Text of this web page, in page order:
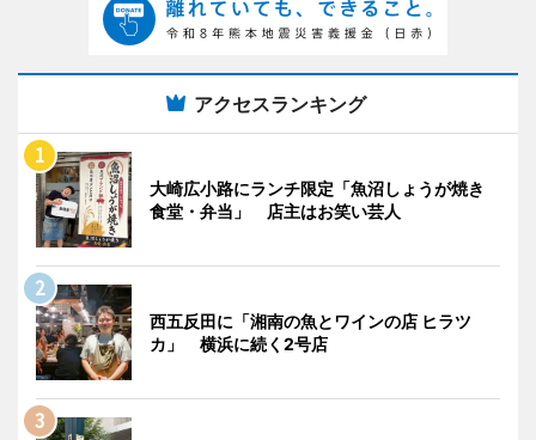
アクセスランキング
大崎広小路にランチ限定「魚沼しょうが焼き
食堂・弁当」 店主はお笑い芸人
西五反田に「湘南の魚とワインの店 ヒラツ
カ」 横浜に続く2号店